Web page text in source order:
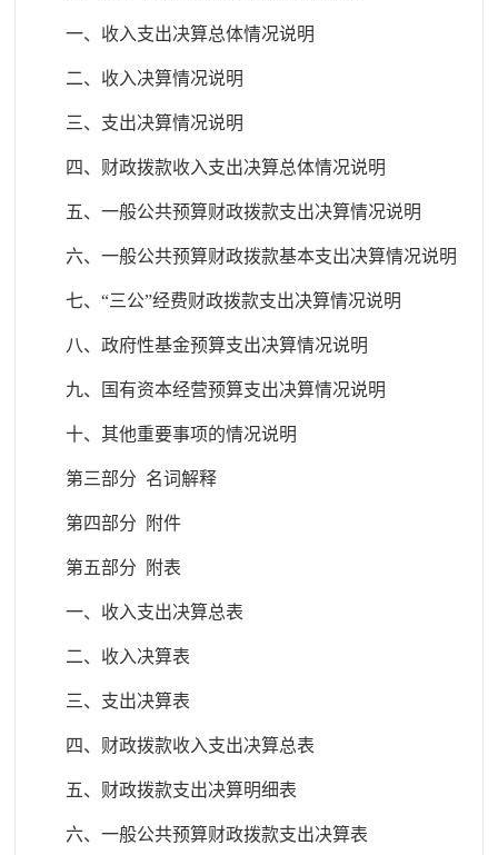
一、收入支出决算总体情况说明
二、收入决算情况说明
三、支出决算情况说明
四、财政拨款收入支出决算总体情况说明
五、一般公共预算财政拨款支出决算情况说明
六、一般公共预算财政拨款基本支出决算情况说明
七、“三公”经费财政拨款支出决算情况说明
八、政府性基金预算支出决算情况说明
九、 国有资本经营预算支出决算情况说明
十、其他重要事项的情况说明
第三部分 名词解释
第四部分 附件
第五部分 附表
一、 收入支出决算总表
二、收入决算表
三、支出决算表
四、财政拨款收入支出决算总表
五、财政拨款支出决算明细表
六、一般公共预算财政拨款支出决算表